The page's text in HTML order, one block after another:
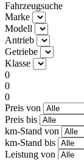
Fahrzeugsuche
Marke
Modell
Antrieb
Getriebe
Klasse
0
0
0
Preis von
Preis bis
km-Stand von
km-Stand bis
Leistung von